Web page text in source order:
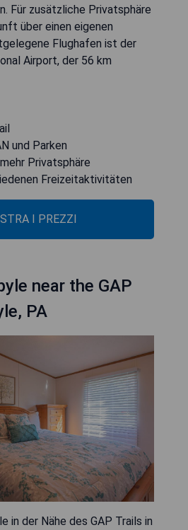
Für zusätzliche Privatsphäre
über einen eigenen
Flughafen ist der
Airport, der 56 km
und Parken
Privatsphäre
Freizeitaktivitäten
I PREZZI
near the GAP
PA
in der Nähe des GAP Trails in